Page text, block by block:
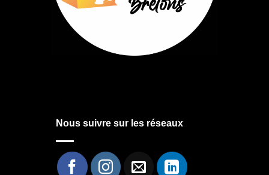
Nous suivre sur les réseaux